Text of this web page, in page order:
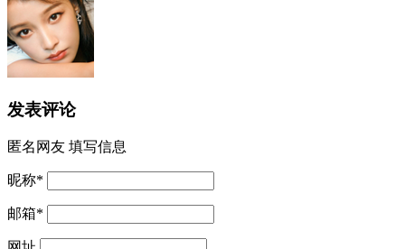
发表评论
匿名网友 填写信息
昵称*
邮箱*